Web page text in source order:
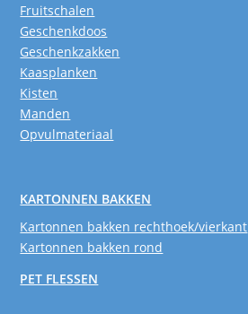
Fruitschalen
Geschenkdoos
Geschenkzakken
Kaasplanken
Kisten
Manden
Opvulmateriaal
KARTONNEN BAKKEN
Kartonnen bakken rechthoek/vierkant
Kartonnen bakken rond
PET FLESSEN